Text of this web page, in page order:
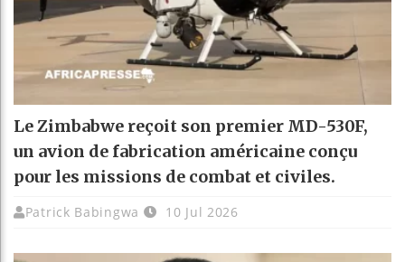
Le Zimbabwe reçoit son premier MD-530F,
un avion de fabrication américaine conçu
pour les missions de combat et civiles.
Patrick Babingwa 10 Jul 2026